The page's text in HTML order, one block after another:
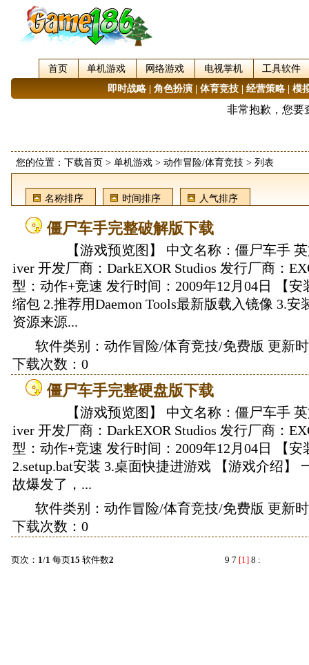
首页 单机游戏 网络游戏 电视掌机
工具软件
即时战略 |角色扮演 |体育竞技 |经营策略 |模
您的位置： 下载首页 > 单机游戏> 动作冒险/体育竞技> 列表
名称排序 时间排序 人气排序
僵尸车手完整破解版下载
【游戏预览图】 中文名称：僵尸车手 英
iver 开发厂商：DarkEXOR Studios 发行厂商：
型：动作+竞速 发行时间：2009年12月04日 【安
缩包 2.推荐用Daemon Tools最新版载入镜像 3.安
资源来源...
软件类别：动作冒险/体育竞技/免费版 更新
下载次数：0
僵尸车手完整硬盘版下载
【游戏预览图】 中文名称：僵尸车手 英
iver 开发厂商：DarkEXOR Studios 发行厂商：
型：动作+竞速 发行时间：2009年12月04日 【安
2.setup.bat安装 3.桌面快捷进游戏 【游戏介绍】
故爆发了，...
软件类别：动作冒险/体育竞技/免费版 更新
下载次数：0
页次： 1/1 每页15 软件数2 9 7 [1] 8 :